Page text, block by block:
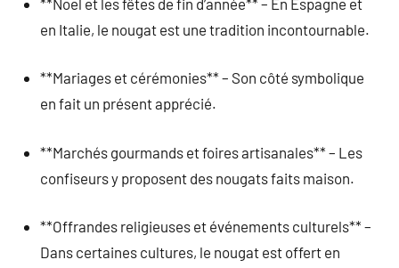
en Italie, le nougat est une tradition incontournable.
**Mariages et cérémonies** – Son côté symbolique
en fait un présent apprécié.
**Marchés gourmands et foires artisanales** – Les
confiseurs y proposent des nougats faits maison.
**Offrandes religieuses et événements culturels** –
Dans certaines cultures, le nougat est offert en